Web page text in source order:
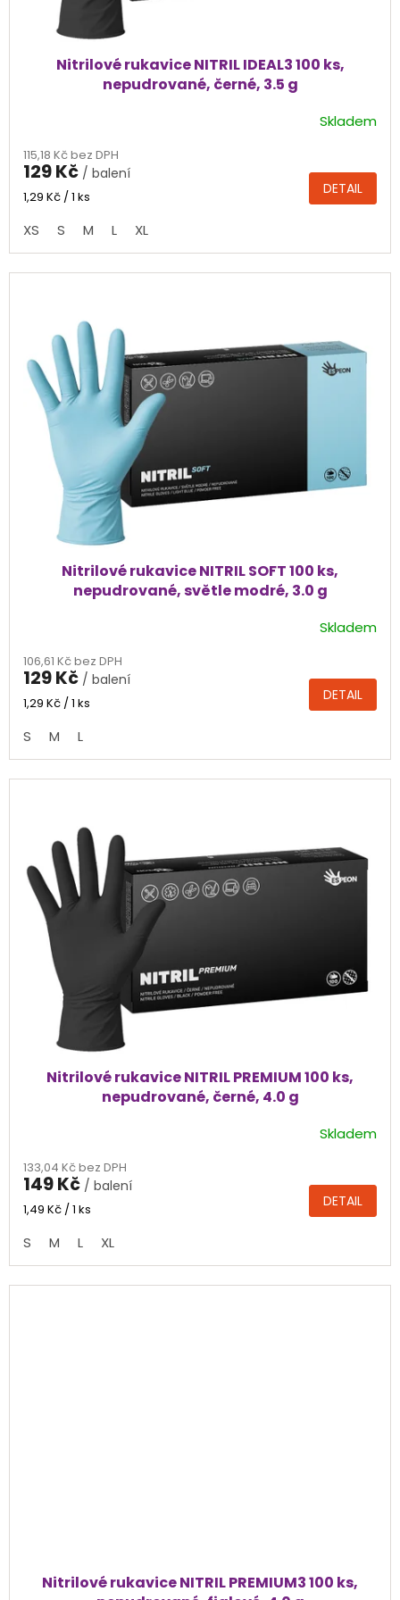
Nitrilové rukavice NITRIL IDEAL3 100 ks,
nepudrované, černé, 3.5 g
produktu
je
4,4
5
hvězdiček.
Skladem
115,18 Kč bez DPH
129 Kč / balení
Měrná
1,29 Kč / 1 ks DETAIL
XS S M L XL
Nitrilové rukavice NITRIL SOFT 100 ks,
nepudrované, světle modré, 3.0 g
produktu
je
4,5
5
hvězdiček.
Skladem
106,61 Kč bez DPH
129 Kč / balení
Měrná
1,29 Kč / 1 ks DETAIL
S M L
Nitrilové rukavice NITRIL PREMIUM 100 ks,
nepudrované, černé, 4.0 g
produktu
je
4,4
5
hvězdiček.
Skladem
133,04 Kč bez DPH
149 Kč / balení
Měrná
1,49 Kč / 1 ks DETAIL
S M L XL
Nitrilové rukavice NITRIL PREMIUM3 100 ks,